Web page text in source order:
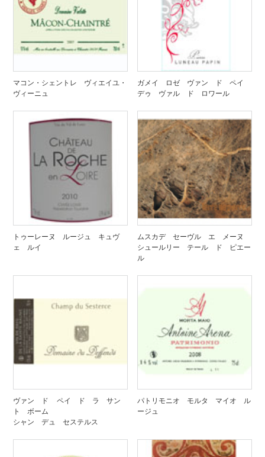
マコン・シェントレ ヴィエイユ・
ヴィーニュ
ガメイ ロゼ ヴァン ド ペイ
デゥ ヴァル ド ロワール
トゥーレーヌ ルージュ キュヴ
ェ ルイ
ムスカデ セーヴル エ メーヌ
シュールリー テール ド ピエー
ル
ヴァン ド ペイ ド ラ サン
ト ボーム
シャン デュ セステルス
パトリモニオ モルタ マイオ ル
ージュ